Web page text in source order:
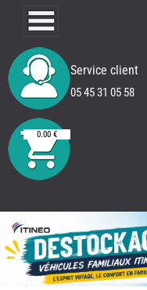
Service client
05 45 31 05 58
0.00 €